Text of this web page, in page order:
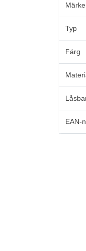
Märke
Typ
Färg
EAN-